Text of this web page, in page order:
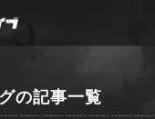
の記事一覧